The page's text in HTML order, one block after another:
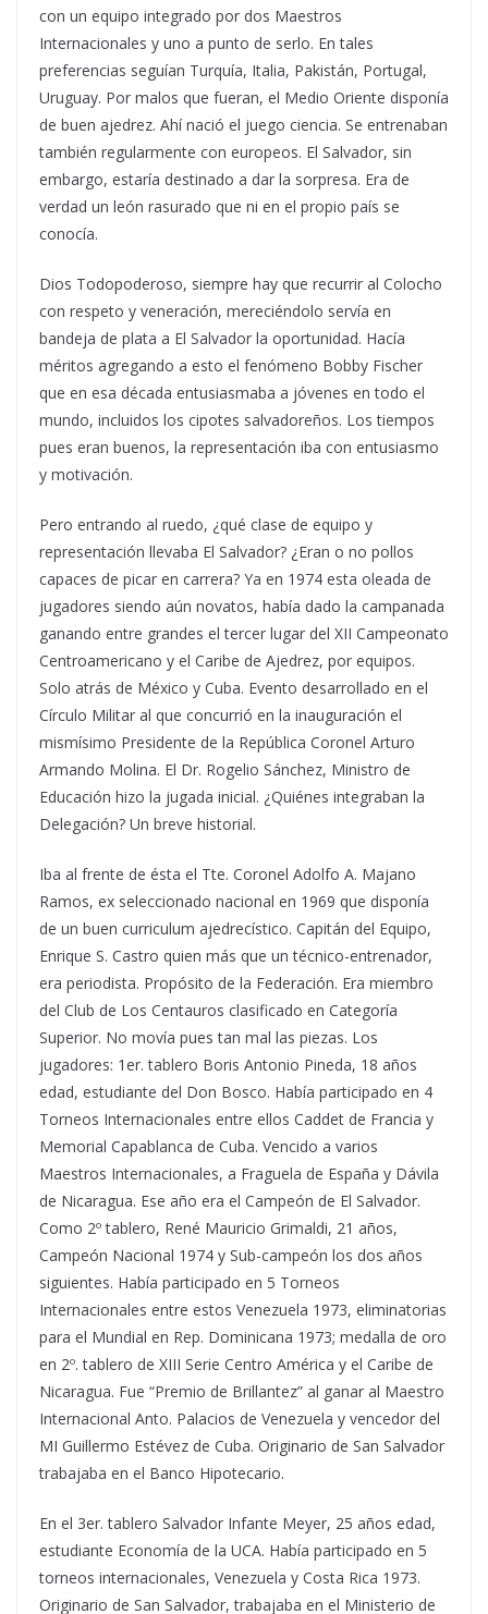
con un equipo integrado por dos Maestros
Internacionales y uno a punto de serlo. En tales
preferencias seguían Turquía, Italia, Pakistán, Portugal,
Uruguay. Por malos que fueran, el Medio Oriente disponía
de buen ajedrez. Ahí nació el juego ciencia. Se entrenaban
también regularmente con europeos. El Salvador, sin
embargo, estaría destinado a dar la sorpresa. Era de
verdad un león rasurado que ni en el propio país se
conocía.
Dios Todopoderoso, siempre hay que recurrir al Colocho
con respeto y veneración, mereciéndolo servía en
bandeja de plata a El Salvador la oportunidad. Hacía
méritos agregando a esto el fenómeno Bobby Fischer
que en esa década entusiasmaba a jóvenes en todo el
mundo, incluidos los cipotes salvadoreños. Los tiempos
pues eran buenos, la representación iba con entusiasmo
y motivación.
Pero entrando al ruedo, ¿qué clase de equipo y
representación llevaba El Salvador? ¿Eran o no pollos
capaces de picar en carrera? Ya en 1974 esta oleada de
jugadores siendo aún novatos, había dado la campanada
ganando entre grandes el tercer lugar del XII Campeonato
Centroamericano y el Caribe de Ajedrez, por equipos.
Solo atrás de México y Cuba. Evento desarrollado en el
Círculo Militar al que concurrió en la inauguración el
mismísimo Presidente de la República Coronel Arturo
Armando Molina. El Dr. Rogelio Sánchez, Ministro de
Educación hizo la jugada inicial. ¿Quiénes integraban la
Delegación? Un breve historial.
Iba al frente de ésta el Tte. Coronel Adolfo A. Majano
Ramos, ex seleccionado nacional en 1969 que disponía
de un buen curriculum ajedrecístico. Capitán del Equipo,
Enrique S. Castro quien más que un técnico-entrenador,
era periodista. Propósito de la Federación. Era miembro
del Club de Los Centauros clasificado en Categoría
Superior. No movía pues tan mal las piezas. Los
jugadores: 1er. tablero Boris Antonio Pineda, 18 años
edad, estudiante del Don Bosco. Había participado en 4
Torneos Internacionales entre ellos Caddet de Francia y
Memorial Capablanca de Cuba. Vencido a varios
Maestros Internacionales, a Fraguela de España y Dávila
de Nicaragua. Ese año era el Campeón de El Salvador.
Como 2º tablero, René Mauricio Grimaldi, 21 años,
Campeón Nacional 1974 y Sub-campeón los dos años
siguientes. Había participado en 5 Torneos
Internacionales entre estos Venezuela 1973, eliminatorias
para el Mundial en Rep. Dominicana 1973; medalla de oro
en 2º. tablero de XIII Serie Centro América y el Caribe de
Nicaragua. Fue “Premio de Brillantez” al ganar al Maestro
Internacional Anto. Palacios de Venezuela y vencedor del
MI Guillermo Estévez de Cuba. Originario de San Salvador
trabajaba en el Banco Hipotecario.
En el 3er. tablero Salvador Infante Meyer, 25 años edad,
estudiante Economía de la UCA. Había participado en 5
torneos internacionales, Venezuela y Costa Rica 1973.
Originario de San Salvador, trabajaba en el Ministerio de